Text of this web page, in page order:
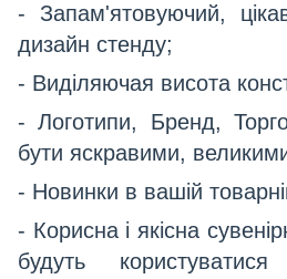
- Запам'ятовуючий,
дизайн стенду;
- Виділяючая висота
- Логотипи, Бренд,
бути яскравими,
- Новинки в вашій
- Корисна і якісна
будуть